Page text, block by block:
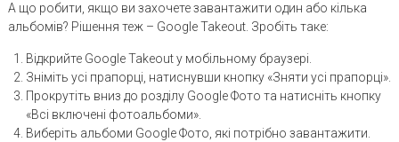
А що робити, якщо ви захочете завантажити один або кілька
альбомів? Рішення теж – Google Takeout. Зробіть таке:
Відкрийте Google Takeout у мобільному браузері.
Зніміть усі прапорці, натиснувши кнопку «Зняти усі прапорці».
Прокрутіть вниз до розділу Google Фото та натисніть кнопку
«Всі включені фотоальбоми».
Виберіть альбоми Google Фото, які потрібно завантажити.